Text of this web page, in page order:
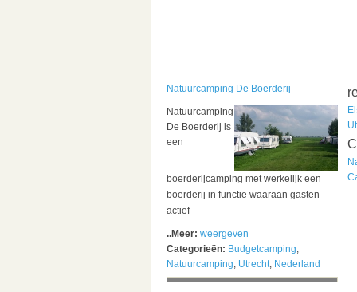
Natuurcamping De Boerderij
Natuurcamping
De Boerderij is
een
boerderijcamping met werkelijk een
boerderij in functie waaraan gasten
actief
..Meer: weergeven
Categorieën: Budgetcamping,
Natuurcamping, Utrecht, Nederland